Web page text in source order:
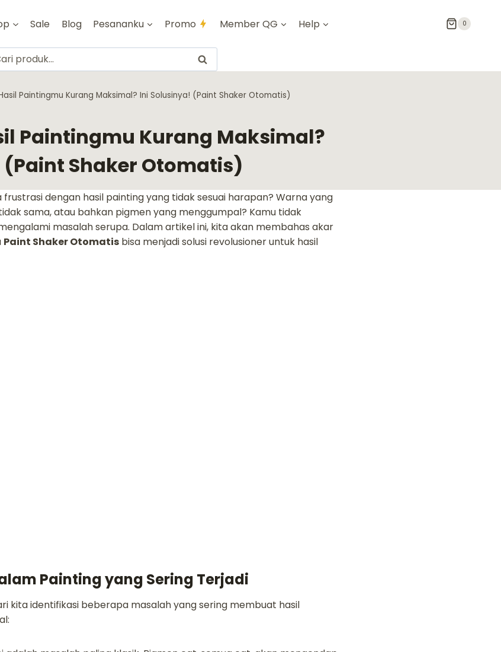
Sale Blog Pesananku Promo Member QG Help 0
Cari
Paintingmu Kurang Maksimal? Ini Solusinya! (Paint Shaker Otomatis)
Paintingmu Kurang Maksimal?
Shaker Otomatis)
dengan hasil painting yang tidak sesuai harapan? Warna yang
sama, atau bahkan pigmen yang menggumpal? Kamu tidak
masalah serupa. Dalam artikel ini, kita akan membahas akar
Paint Shaker Otomatis bisa menjadi solusi revolusioner untuk hasil
Painting yang Sering Terjadi
kita identifikasi beberapa masalah yang sering membuat hasil